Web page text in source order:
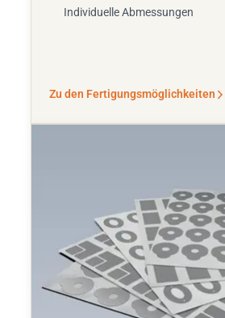
Individuelle Abmessungen
Zu den Fertigungsmöglichkeiten